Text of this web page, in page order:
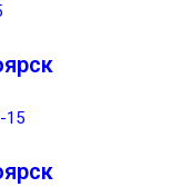
15